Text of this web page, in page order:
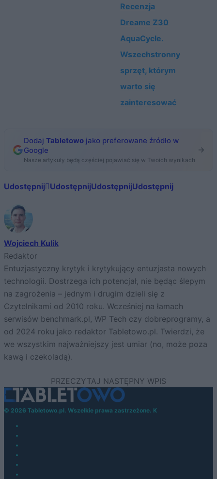
Recenzja
Dreame Z30
AquaCycle.
Wszechstronny
sprzęt, którym
warto się
zainteresować
Dodaj Tabletowo jako preferowane źródło w
Google
Nasze artykuły będą częściej pojawiać się w Twoich wynikach
Udostępnij UdostępnijUdostępnijUdostępnij
Wojciech Kulik
Redaktor
Entuzjastyczny krytyk i krytykujący entuzjasta nowych
technologii. Dostrzega ich potencjał, nie będąc ślepym
na zagrożenia – jednym i drugim dzieli się z
Czytelnikami od 2010 roku. Wcześniej na łamach
serwisów benchmark.pl, WP Tech czy dobreprogramy, a
od 2024 roku jako redaktor Tabletowo.pl. Twierdzi, że
we wszystkim najważniejszy jest umiar (no, może poza
kawą i czekoladą).
© 2026 Tabletowo.pl. Wszelkie prawa zastrzeżone. K